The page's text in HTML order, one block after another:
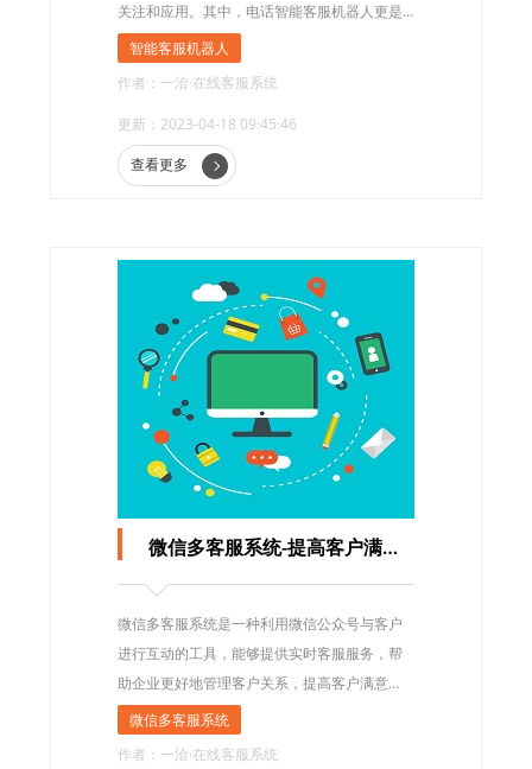
关注和应用。其中，电话智能客服机器人更是
一项能够实现24小时全天候服务的创新性产
智能客服机器人
作者：一洽·在线客服系统
更新：2023-04-18 09:45:46
查看更多
微信多客服系统-提高客户满意度的利器
微信多客服系统是一种利用微信公众号与客户
进行互动的工具，能够提供实时客服服务，帮
助企业更好地管理客户关系，提高客户满意
度。微信多客服系统
作者：一洽·在线客服系统